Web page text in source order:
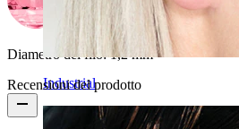
Industrial
Diametro del filo:1,2 mm
Recensioni del prodotto